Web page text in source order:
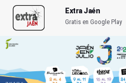
Extra Jaén
Gratis en Google Play